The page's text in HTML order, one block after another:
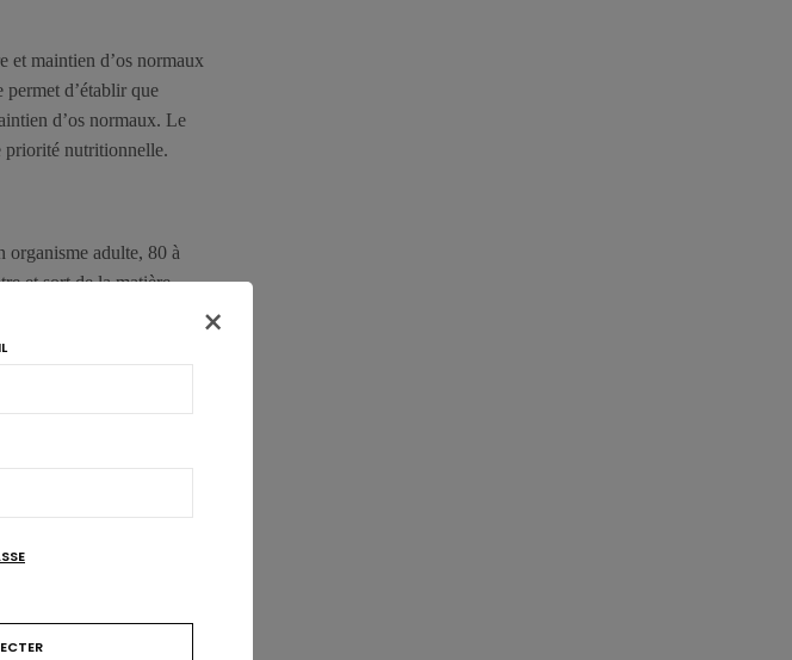
et maintien d’os normaux
d’établir que
d’os normaux. Le
priorité nutritionnelle.
organisme adulte, 80 à
et sort de la matière
osseuse.
pour atteindre un pic de
lent, mais l’échange
et de calcium dans le
et le maintien d’os
il attire l’attention sur
soit inadéquat pour le
×